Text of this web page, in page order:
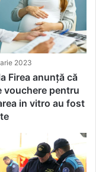
2023
Firea anunță că
vouchere pentru
in vitro au fost